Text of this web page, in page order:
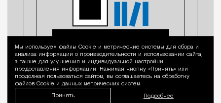
Уведомление
Мы используем файлы Сookie и метрические системы для сбора и
анализа информации о производительности и использовании сайта,
а также для улучшения и индивидуальной настройки
предоставления информации. Нажимая кнопку «Принять» или
продолжая пользоваться сайтом, вы соглашаетесь на обработку
файлов Cookie и данных метрических систем.
Принять Подробнее